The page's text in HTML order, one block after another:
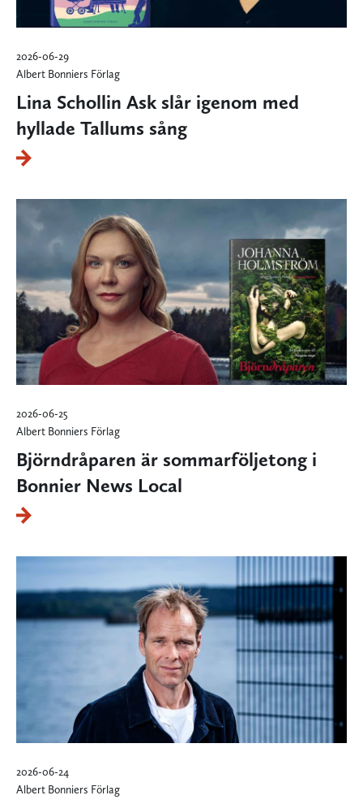
2026-06-29
Albert Bonniers Förlag
Lina Schollin Ask slår igenom med
hyllade Tallums sång
2026-06-25
Albert Bonniers Förlag
Björndråparen är sommarföljetong i
Bonnier News Local
2026-06-24
Albert Bonniers Förlag